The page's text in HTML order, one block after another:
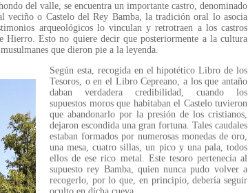
del valle, se encuentra un importante castro, denominado
veciño o Castelo del Rey Bamba, la tradición oral lo asocia
arqueológicos lo vinculan y retrotraen a los castros
Hierro. Esto no quiere decir que posteriormente a la cultura
que dieron pie a la leyenda.
Según esta, recogida en el hipotético Libro de los
Tesoros, o en el Libro Cepreano, a los que antaño
daban verdadera credibilidad, cuando los
supuestos moros que habitaban el Castelo tuvieron
que abandonarlo por la presión de los cristianos,
dejaron escondida una gran fortuna. Tales caudales
estaban formados por numerosas monedas de oro,
una mesa, cuatro sillas, un pico y una pala, todos
ellos de ese rico metal. Este tesoro pertenecía al
supuesto rey Bamba, quien nunca pudo volver a
recogerlo, por lo que, en principio, debería seguir